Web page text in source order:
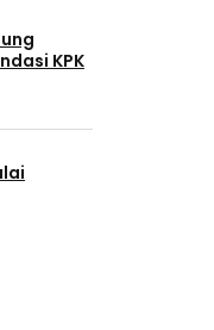
KPK